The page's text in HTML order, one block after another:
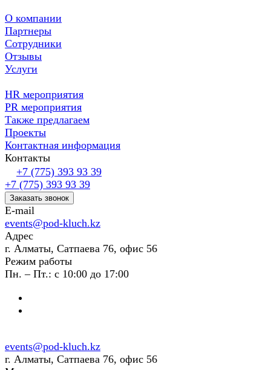
О компании
Партнеры
Сотрудники
Отзывы
Услуги
HR мероприятия
PR мероприятия
Также предлагаем
Проекты
Контактная информация
Контакты
+7 (775) 393 93 39
+7 (775) 393 93 39
Заказать звонок
E-mail
events@pod-kluch.kz
Адрес
г. Алматы, Сатпаева 76, офис 56
Режим работы
Пн. – Пт.: с 10:00 до 17:00
events@pod-kluch.kz
г. Алматы, Сатпаева 76, офис 56